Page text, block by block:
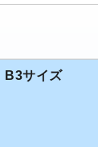
B3サイズ